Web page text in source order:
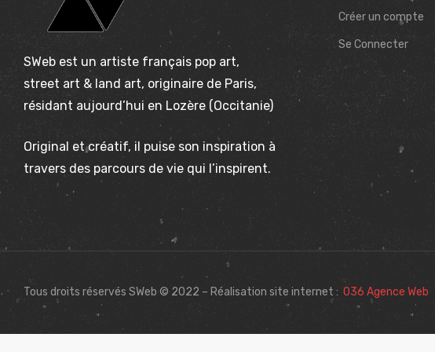
SWeb est un artiste français pop art,
street art & land art, originaire de Paris,
résidant aujourd’hui en Lozère (Occitanie)
Original et créatif, il puise son inspiration à
travers des parcours de vie qui l’inspirent.
Créer un compte
Se Connecter
Tous droits réservés SWeb © 2022 – Réalisation site internet : O36 Agence Web